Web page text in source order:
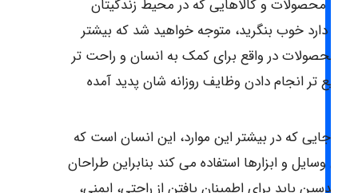
به محصولات و کالاهایی که در محیط زندگیتان
دارد خوب بنگرید، متوجه خواهید شد که بیشتر
محصولات در واقع برای کمک به انسان و راحت تر
سریع تر انجام دادن وظایف روزانه شان پدید آمده
آن جایی که در بیشتر این موارد، این انسان است که
این وسایل و ابزارها استفاده می کند بنابراین طراحان
مهندسین باید برای اطمینان یافتن از راحتی، ایمنی،